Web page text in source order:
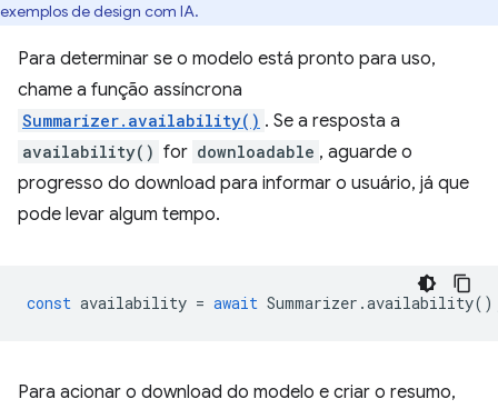
exemplos de design com IA.
Para determinar se o modelo está pronto para uso,
chame a função assíncrona
Summarizer.availability() . Se a resposta a
availability() for downloadable , aguarde o
progresso do download para informar o usuário, já que
pode levar algum tempo.
const availability = await Summarizer .availability
Para acionar o download do modelo e criar o resumo,